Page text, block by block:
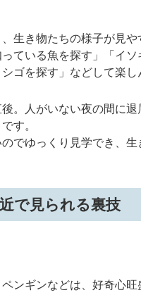
生き物たちの様子が見
ている魚を探す」「イ
ゴを探す」などして楽し
。人がいない夜の間に
す。
でゆっくり見学でき、
で見られる裏技
ンギンなどは、好奇心